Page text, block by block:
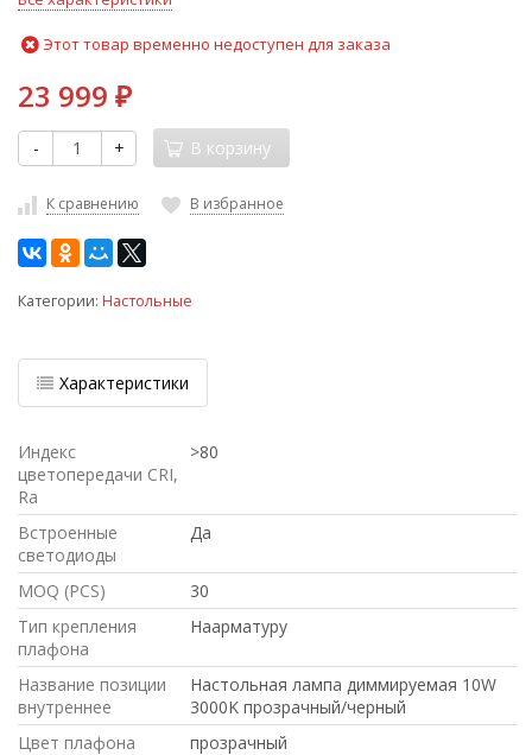
Этот товар временно недоступен для заказа
23 999 ₽
- + В корзину
К сравнению В избранное
Категории: Настольные
Характеристики
Индекс
цветопередачи CRI,
Ra
>80
Встроенные
светодиоды
Да
MOQ (PCS)
30
Тип крепления
плафона
Наарматуру
Название позиции
внутреннее
Настольная лампа диммируемая 10W
3000K прозрачный/черный
Цвет плафона
прозрачный